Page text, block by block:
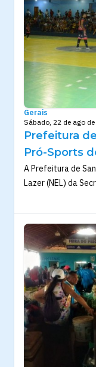
Gerais
Sábado, 22 de ago
Prefeitura
Pró-Sports
A Prefeitura de
Lazer (NEL) da